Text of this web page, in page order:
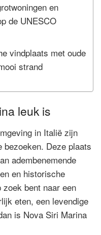
en
de UNESCO
vindplaats met oude
strand
leuk is
in Italië zijn
bezoeken. Deze plaats
adembenemende
en historische
bent naar een
eten, een levendige
is Nova Siri Marina